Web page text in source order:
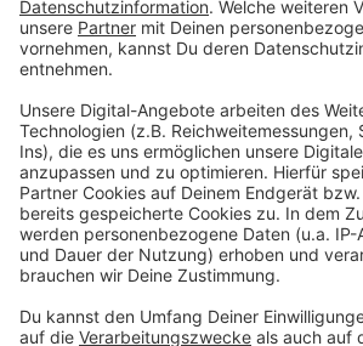
Wir benötigen
Zustimmung, um den
Wir verwenden einen
Drittanbieters, um
einzubetten. Dieser
Daten zu Ihren
sammeln. Bitte lesen
Details durch und
Video anzusehen.